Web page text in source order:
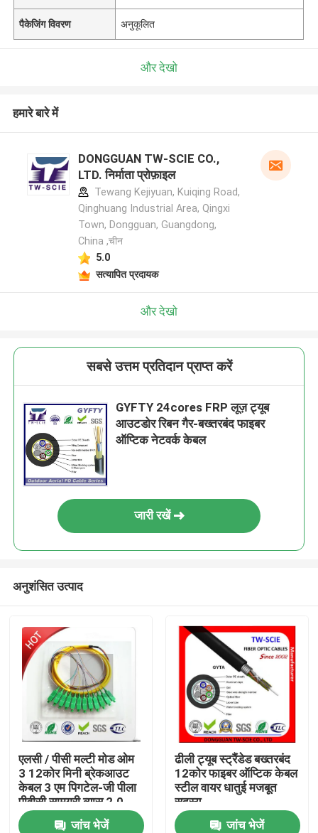
पैकेजिंग विवरण अनुकूलित
और देखो
हमारे बारे में
DONGGUAN TW-SCIE CO.,
LTD. निर्माता प्रोफ़ाइल
Tewang Kejiyuan, Kuiqing Road,
Qinghuang Industrial Area, Qingxi
Town, Dongguan, Guangdong,
China ,चीन
5.0
सत्यापित प्रदायक
और देखो
सबसे उत्तम प्रतिदान प्राप्त करें
GYFTY 24cores FRP लूज़ ट्यूब
आउटडोर रिबन गैर-बख्तरबंद फाइबर
ऑप्टिक नेटवर्क केबल
जारी रखें
अनुशंसित उत्पाद
एलसी / पीसी मल्टी मोड ओम
3 12कोर मिनी ब्रेकआउट
केबल 3 एम पिगटेल-जी पीला
पीवीसी सामग्री व्यास 2.0
मिमी
जांच भेजें
ढीली ट्यूब स्ट्रैंडेड बख्तरबंद
12कोर फाइबर ऑप्टिक केबल
स्टील वायर धातुई मजबूत
सदस्य
जांच भेजें